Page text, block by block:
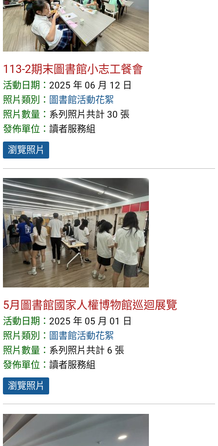
113-2期末圖書館小志工餐會
活動日期： 2025 年 06 月 12 日
照片類別： 圖書館活動花絮
照片數量： 系列照片共計 30 張
發佈單位： 讀者服務組
瀏覽照片
5月圖書館國家人權博物館巡迴展覽
活動日期： 2025 年 05 月 01 日
照片類別： 圖書館活動花絮
照片數量： 系列照片共計 6 張
發佈單位： 讀者服務組
瀏覽照片